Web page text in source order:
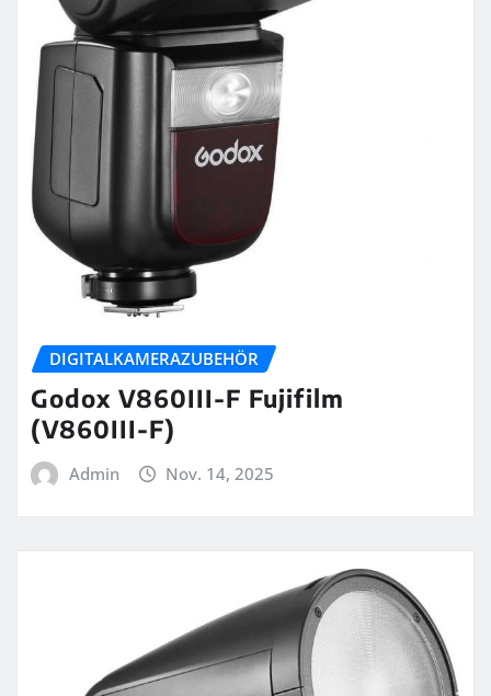
DIGITALKAMERAZUBEHÖR
Godox V860III-F Fujifilm
(V860III-F)
Admin Nov. 14, 2025